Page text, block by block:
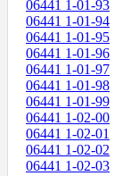
06441 1-01-93
06441 1-01-94
06441 1-01-95
06441 1-01-96
06441 1-01-97
06441 1-01-98
06441 1-01-99
06441 1-02-00
06441 1-02-01
06441 1-02-02
06441 1-02-03